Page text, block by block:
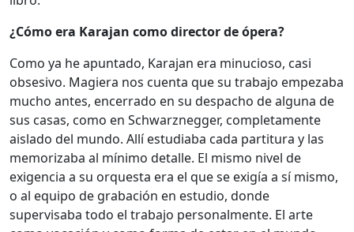
¿Cómo era Karajan como director de ópera?
Como ya he apuntado, Karajan era minucioso, casi
obsesivo. Magiera nos cuenta que su trabajo empezaba
mucho antes, encerrado en su despacho de alguna de
sus casas, como en Schwarznegger, completamente
aislado del mundo. Allí estudiaba cada partitura y las
memorizaba al mínimo detalle. El mismo nivel de
exigencia a su orquesta era el que se exigía a sí mismo,
o al equipo de grabación en estudio, donde
supervisaba todo el trabajo personalmente. El arte